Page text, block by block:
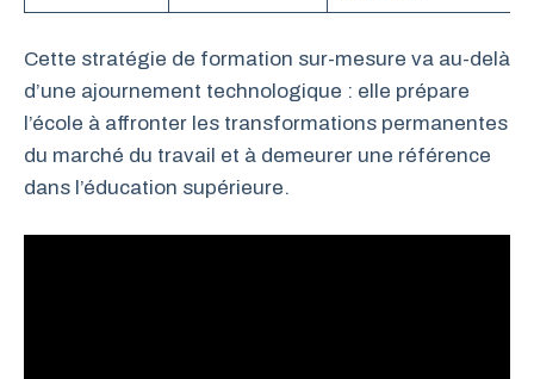
Cette stratégie de formation sur-mesure va au-delà
d’une ajournement technologique : elle prépare
l’école à affronter les transformations permanentes
du marché du travail et à demeurer une référence
dans l’éducation supérieure.